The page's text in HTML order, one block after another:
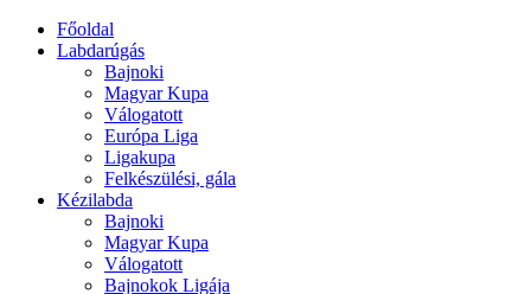
Főoldal
Labdarúgás
Bajnoki
Magyar Kupa
Válogatott
Európa Liga
Ligakupa
Felkészülési, gála
Kézilabda
Bajnoki
Magyar Kupa
Válogatott
Bajnokok Ligája